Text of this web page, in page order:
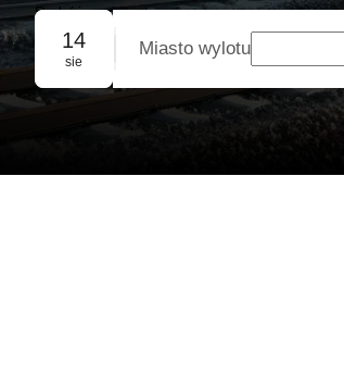
Podróż w obie strony
Rezerwacja grupowa
14
sie
Miasto wylotu